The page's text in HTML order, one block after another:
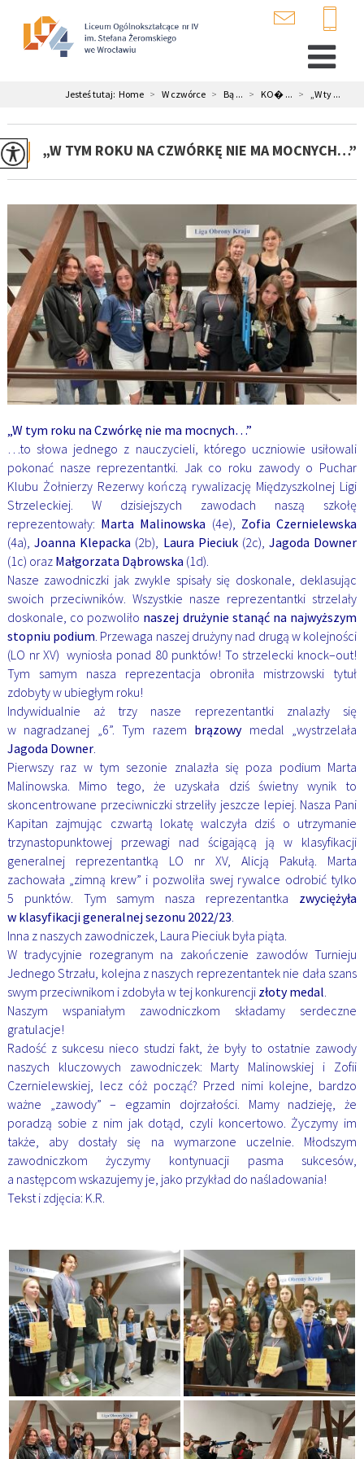
Jesteś tutaj: Home > W czwórce > Bą ... > KO� ... > „W ty ...
„W TYM ROKU NA CZWÓRKĘ NIE MA MOCNYCH…”
„W tym roku na Czwórkę nie ma mocnych…”
…to słowa jednego z nauczycieli, którego uczniowie usiłowali
pokonać nasze reprezentantki. Jak co roku zawody o Puchar
Klubu Żołnierzy Rezerwy kończą rywalizację Międzyszkolnej Ligi
Strzeleckiej. W dzisiejszych zawodach naszą szkołę
reprezentowały: Marta Malinowska (4e), Zofia Czernielewska
(4a),Joanna Klepacka (2b), Laura Pieciuk(2c), Jagoda Downer
(1c) oraz Małgorzata Dąbrowska (1d).
Nasze zawodniczki jak zwykle spisały się doskonale, deklasując
swoich przeciwników. Wszystkie nasze reprezentantki strzelały
doskonale, co pozwoliło naszej drużynie stanąć na najwyższym
stopniu podium. Przewaga naszej drużyny nad drugą w kolejności
(LO nr XV) wyniosła ponad 80 punktów! To strzelecki knock–out!
Tym samym nasza reprezentacja obroniła mistrzowski tytuł
zdobyty w ubiegłym roku!
Indywidualnie aż trzy nasze reprezentantki znalazły się
w nagradzanej „6”. Tym razem brązowymedal „wystrzelała
Jagoda Downer.
Pierwszy raz w tym sezonie znalazła się poza podium Marta
Malinowska. Mimo tego, że uzyskała dziś świetny wynik to
skoncentrowane przeciwniczki strzeliły jeszcze lepiej. Nasza Pani
Kapitan zajmując czwartą lokatę walczyła dziś o utrzymanie
trzynastopunktowej przewagi nad ścigającą ją w klasyfikacji
generalnej reprezentantką LO nr XV, Alicją Pakułą. Marta
zachowała „zimną krew” i pozwoliła swej rywalce odrobić tylko
5 punktów. Tym samym nasza reprezentantka zwyciężyła
w klasyfikacji generalnej sezonu 2022/23.
Inna z naszych zawodniczek, Laura Pieciuk była piąta.
W tradycyjnie rozegranym na zakończenie zawodów Turnieju
Jednego Strzału, kolejna z naszych reprezentantek nie dała szans
swym przeciwnikom i zdobyła w tej konkurencji złoty medal.
Naszym wspaniałym zawodniczkom składamy serdeczne
gratulacje!
Radość z sukcesu nieco studzi fakt, że były to ostatnie zawody
naszych kluczowych zawodniczek: Marty Malinowskiej i Zofii
Czernielewskiej, lecz cóż począć? Przed nimi kolejne, bardzo
ważne „zawody” – egzamin dojrzałości. Mamy nadzieję, że
poradzą sobie z nim jak dotąd, czyli koncertowo. Życzymy im
także, aby dostały się na wymarzone uczelnie. Młodszym
zawodniczkom życzymy kontynuacji pasma sukcesów,
a następcom wskazujemy je, jako przykład do naśladowania!
Tekst i zdjęcia: K.R.